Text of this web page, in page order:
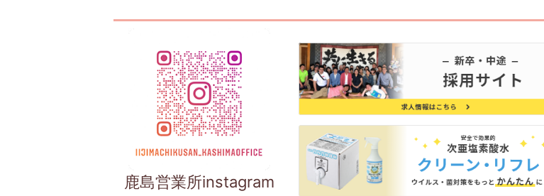
鹿島営業所instagram